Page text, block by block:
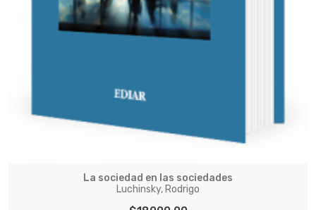
La sociedad en las sociedades
Luchinsky, Rodrigo